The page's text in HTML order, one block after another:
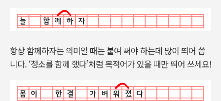
항상 함께하자는 의미일 때는 붙여 써야 하는데 많이 띄어 씁
니다. ‘청소를 함께 했다’처럼 목적어가 있을 때만 띄어 쓰세요!